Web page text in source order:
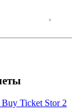
Buy Ticket Stor 2